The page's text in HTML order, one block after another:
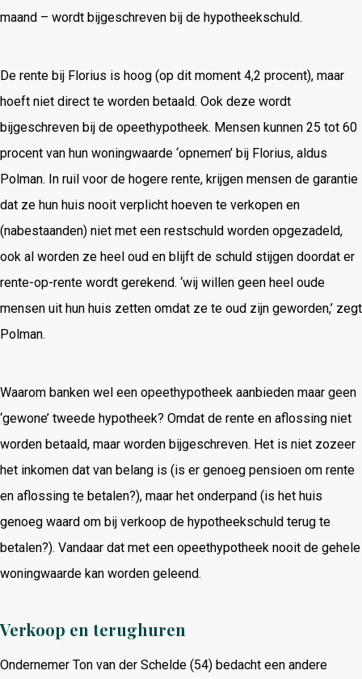
maand – wordt bijgeschreven bij de hypotheekschuld.
De rente bij Florius is hoog (op dit moment 4,2 procent), maar
hoeft niet direct te worden betaald. Ook deze wordt
bijgeschreven bij de opeethypotheek. Mensen kunnen 25 tot 60
procent van hun woningwaarde ‘opnemen’ bij Florius, aldus
Polman. In ruil voor de hogere rente, krijgen mensen de garantie
dat ze hun huis nooit verplicht hoeven te verkopen en
(nabestaanden) niet met een restschuld worden opgezadeld,
ook al worden ze heel oud en blijft de schuld stijgen doordat er
rente-op-rente wordt gerekend. ‘wij willen geen heel oude
mensen uit hun huis zetten omdat ze te oud zijn geworden,’ zegt
Polman.
Waarom banken wel een opeethypotheek aanbieden maar geen
‘gewone’ tweede hypotheek? Omdat de rente en aflossing niet
worden betaald, maar worden bijgeschreven. Het is niet zozeer
het inkomen dat van belang is (is er genoeg pensioen om rente
en aflossing te betalen?), maar het onderpand (is het huis
genoeg waard om bij verkoop de hypotheekschuld terug te
betalen?). Vandaar dat met een opeethypotheek nooit de gehele
woningwaarde kan worden geleend.
Verkoop en terughuren
Ondernemer Ton van der Schelde (54) bedacht een andere